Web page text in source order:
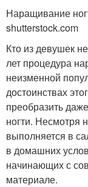
Наращивание
shutterstock.com
Кто из девушек
лет процедура
неизменной
достоинствах
преобразить
ногти. Несмотря
выполняется в
в домашних
начинающих с
материале.